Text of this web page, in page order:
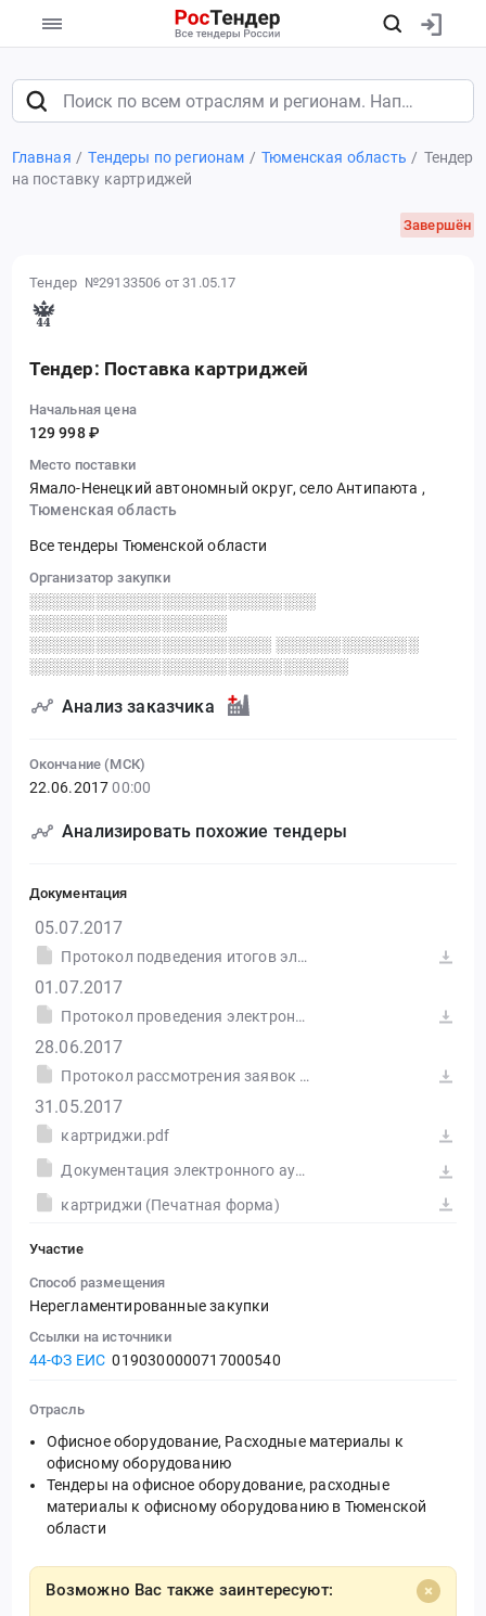
Главная Тендеры по регионам Тюменская область
Тендер
на поставку картриджей
Завершён
Тендер №29133506 от 31.05.17
Тендер: Поставка картриджей
Начальная цена
129 998 ₽
Место поставки
Ямало-Ненецкий автономный округ, село Антипаюта ,
Тюменская область
Все тендеры Тюменской области
Организатор закупки
░░░░░░░░░░░░░░░░░░░░░░░░░░
░░░░░░░░░░░░░░░░░░
░░░░░░░░░░░░░░░░░░░░░░ ░░░░░░░░░░░░░
░░░░░░░░░░░░░░░░░░░░░░░░░░░░░
Анализ заказчика
Окончание (МСК)
22.06.2017 00:00
Анализировать похожие тендеры
Документация
05.07.2017
Протокол подведения итогов электронного аукциона от 04.07.2017 №0190300000717000540-3 (Печатная форма)
01.07.2017
Протокол проведения электронного аукциона от 30.06.2017 №0190300000717000540-2 (Печатная форма)
28.06.2017
Протокол рассмотрения заявок на участие в электронном аукционе от 27.06.2017 №0190300000717000540-1 (Печатная форма)
31.05.2017
картриджи.pdf
Документация электронного аукциона.docx
картриджи (Печатная форма)
Участие
Способ размещения
Нерегламентированные закупки
Ссылки на источники
44-ФЗ ЕИС 0190300000717000540
Отрасль
Офисное оборудование, Расходные материалы к
офисному оборудованию
Тендеры на офисное оборудование, расходные
материалы к офисному оборудованию в Тюменской
области
Возможно Вас также заинтересуют: